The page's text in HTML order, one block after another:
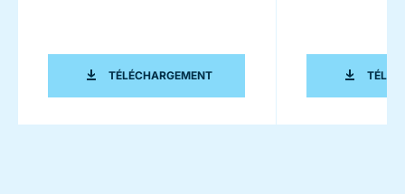
TÉLÉCHARGEMENTCOPERION K-TRON